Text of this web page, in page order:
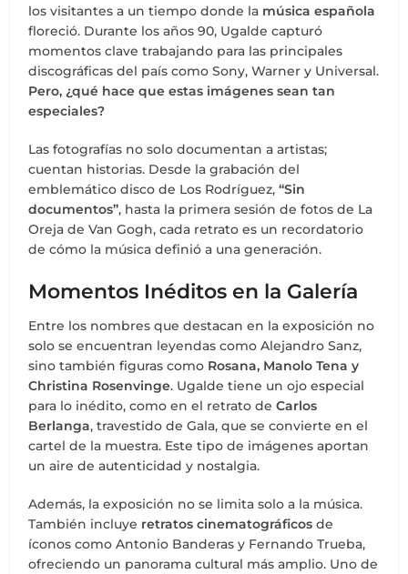
los visitantes a un tiempo donde la música española
floreció. Durante los años 90, Ugalde capturó
momentos clave trabajando para las principales
discográficas del país como Sony, Warner y Universal.
Pero, ¿qué hace que estas imágenes sean tan
especiales?
Las fotografías no solo documentan a artistas;
cuentan historias. Desde la grabación del
emblemático disco de Los Rodríguez,“Sin
documentos”, hasta la primera sesión de fotos de La
Oreja de Van Gogh, cada retrato es un recordatorio
de cómo la música definió a una generación.
Momentos Inéditos en la Galería
Entre los nombres que destacan en la exposición no
solo se encuentran leyendas como Alejandro Sanz,
sino también figuras como Rosana, Manolo Tena y
Christina Rosenvinge. Ugalde tiene un ojo especial
para lo inédito, como en el retrato deCarlos
Berlanga, travestido de Gala, que se convierte en el
cartel de la muestra. Este tipo de imágenes aportan
un aire de autenticidad y nostalgia.
Además, la exposición no se limita solo a la música.
También incluye retratos cinematográficos de
íconos como Antonio Banderas y Fernando Trueba,
ofreciendo un panorama cultural más amplio. Uno de